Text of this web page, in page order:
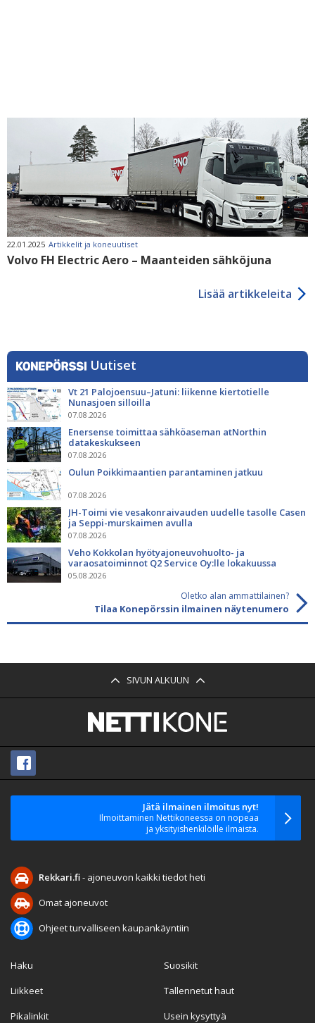
22.01.2025 Artikkelit ja koneuutiset
Volvo FH Electric Aero – Maanteiden sähköjuna
Lisää artikkeleita
Uutiset
Vt 21 Palojoensuu–Jatuni: liikenne kiertotielle
Nunasjoen silloilla
07.08.2026
Enersense toimittaa sähköaseman atNorthin
datakeskukseen
07.08.2026
Oulun Poikkimaantien parantaminen jatkuu
07.08.2026
JH-Toimi vie vesakonraivauden uudelle tasolle Casen
ja Seppi-murskaimen avulla
07.08.2026
Veho Kokkolan hyötyajoneuvohuolto- ja
varaosatoiminnot Q2 Service Oy:lle lokakuussa
05.08.2026
Oletko alan ammattilainen?
Tilaa Konepörssin ilmainen näytenumero
SIVUN ALKUUN
Jätä ilmainen ilmoitus nyt!
Ilmoittaminen Nettikoneessa on nopeaa
ja yksityishenkilöille ilmaista.
Rekkari.fi- ajoneuvon kaikki tiedot heti
Omat ajoneuvot
Ohjeet turvalliseen kaupankäyntiin
Haku
Liikkeet
Pikalinkit
Suosikit
Tallennetut haut
Usein kysyttyä